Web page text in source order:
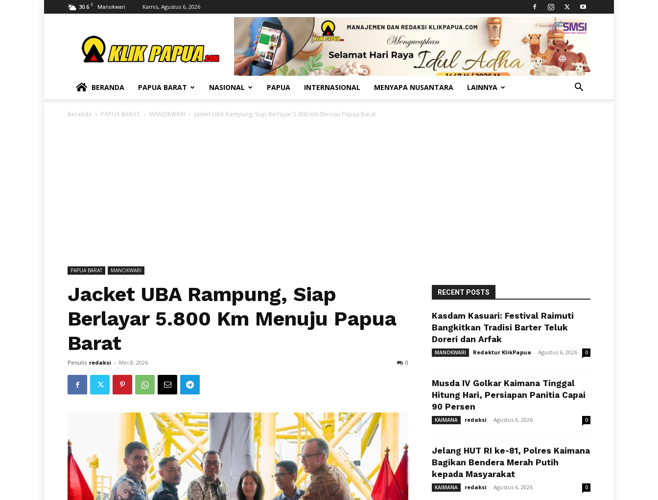
30.6 C Manokwari Kamis, Agustus 6, 2026
BERANDA PAPUA BARAT NASIONAL PAPUA INTERNASIONAL MENYAPA NUSANTARA LAINNYA
Beranda PAPUA BARAT MANOKWARI Jacket UBA Rampung, Siap Berlayar 5.800 Km Menuju Papua Barat
PAPUA BARAT MANOKWARI
Jacket UBA Rampung, Siap
Berlayar 5.800 Km Menuju Papua
Barat
Penulis redaksi - Mei 8, 2026 0
RECENT POSTS
Kasdam Kasuari: Festival Raimuti
Bangkitkan Tradisi Barter Teluk
Doreri dan Arfak
MANOKWARI Redaktur KlikPapua - Agustus 6, 2026 0
Musda IV Golkar Kaimana Tinggal
Hitung Hari, Persiapan Panitia Capai
90 Persen
KAIMANA redaksi - Agustus 6, 2026 0
Jelang HUT RI ke-81, Polres Kaimana
Bagikan Bendera Merah Putih
kepada Masyarakat
KAIMANA redaksi - Agustus 6, 2026 0